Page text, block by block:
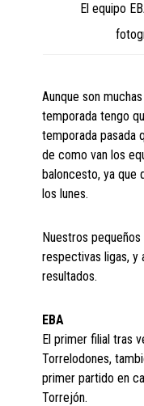
El equipo
Aunque son
temporada tengo
temporada pasada
de como van los
baloncesto, ya que
los lunes.
Nuestros pequeños
respectivas ligas, y
resultados.
EBA
El primer filial tras
Torrelodones,
primer partido en
Torrejón.